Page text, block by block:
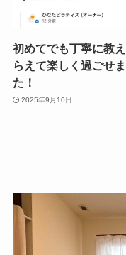
初めてでも丁寧に教
らえて楽しく過ごせ
た！
2025年9月10日